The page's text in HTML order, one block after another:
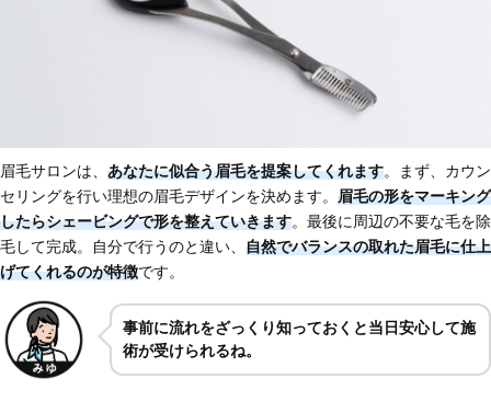
眉毛サロンは、 あなたに似合う眉毛を提案してくれます。まず、カウン
セリングを行い理想の眉毛デザインを決めます。 眉毛の形をマーキング
したらシェービングで形を整えていきます。最後に周辺の不要な毛を除
毛して完成。自分で行うのと違い、 自然でバランスの取れた眉毛に仕上
げてくれるのが特徴です。
事前に流れをざっくり知っておくと当日安心して施
術が受けられるね。